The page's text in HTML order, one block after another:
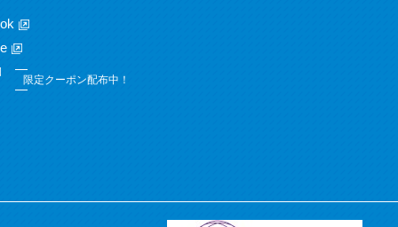
限定クーポン配布中！